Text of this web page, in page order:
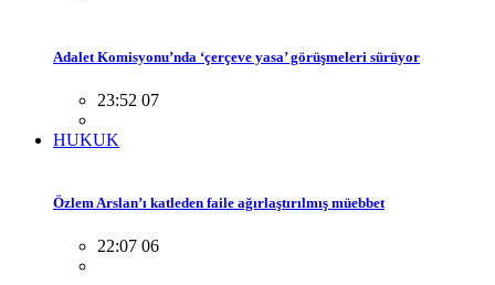
Adalet Komisyonu’nda ‘çerçeve yasa’ görüşmeleri sürüyor
23:52 07
HUKUK
Özlem Arslan’ı katleden faile ağırlaştırılmış müebbet
22:07 06